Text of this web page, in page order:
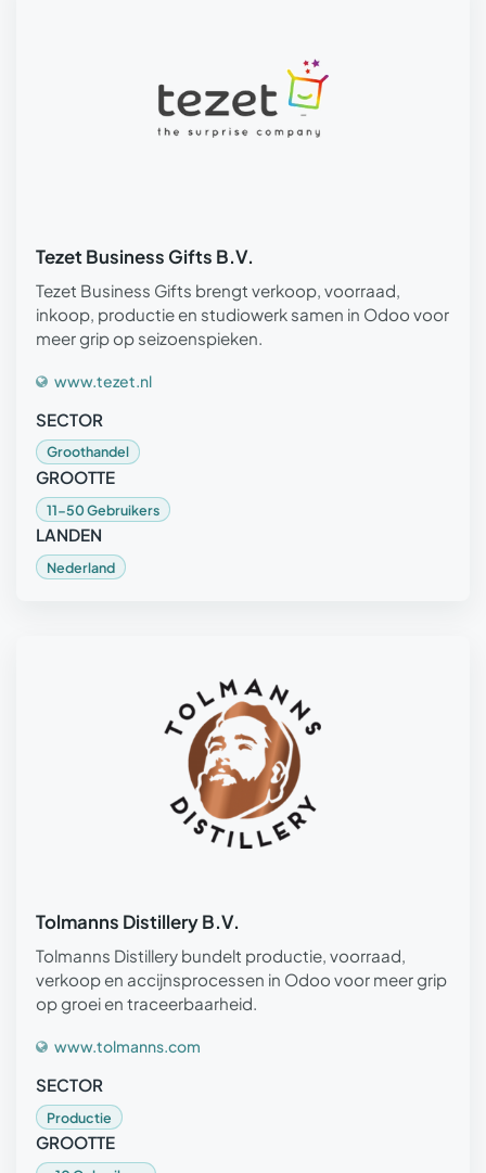
Tezet Business Gifts B.V.
Tezet Business Gifts brengt verkoop, voorraad,
inkoop, productie en studiowerk samen in Odoo voor
meer grip op seizoenspieken.
www.tezet.nl
SECTOR
Groothandel
GROOTTE
11-50 Gebruikers
LANDEN
Nederland
Tolmanns Distillery B.V.
Tolmanns Distillery bundelt productie, voorraad,
verkoop en accijnsprocessen in Odoo voor meer grip
op groei en traceerbaarheid.
www.tolmanns.com
SECTOR
Productie
GROOTTE